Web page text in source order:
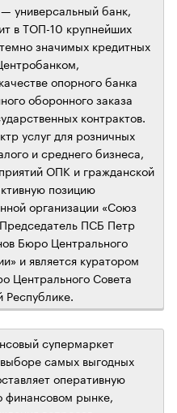
универсальный банк,
в ТОП-10 крупнейших
значимых кредитных
опорного банка
оборонного заказа
контрактов.
услуг для розничных
и среднего бизнеса,
ОПК и гражданской
позицию
организации «Союз
ПСБ Петр
Бюро Центрального
и является куратором
Центрального Совета
супермаркет
самых выгодных
оперативную
рынке,